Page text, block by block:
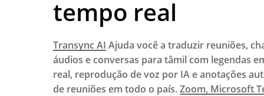
tempo real
Transync AI Ajuda você a traduzir reuniões,
áudios e conversas para tâmil com legendas
real, reprodução de voz por IA e anotações
de reuniões em todo o país.Zoom, Microsoft